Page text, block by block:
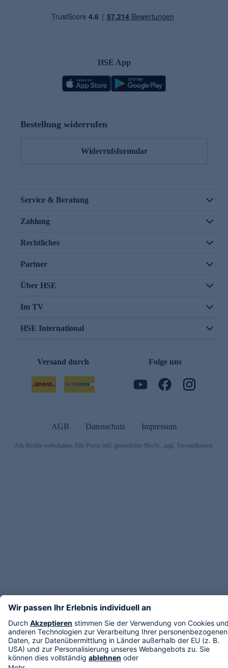
HSE App
Bestellung widerrufen
Widerrufsformular
Service & Beratung
Zahlung
Rechtliches
Partner
Über HSE
Im TV
HSE International
Versand durch Folge uns
AGB Datenschutz Impressum
Alle Rechte vorbehalten. Alle Preise inkl. gesetzlicher MwSt., zzgl. Versandkosten.